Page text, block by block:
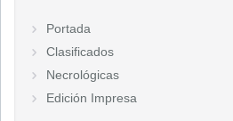
Portada
Clasificados
Necrológicas
Edición Impresa